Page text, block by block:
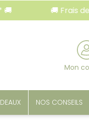
🚚 Frais de port
Mon
NOS CONSEILS